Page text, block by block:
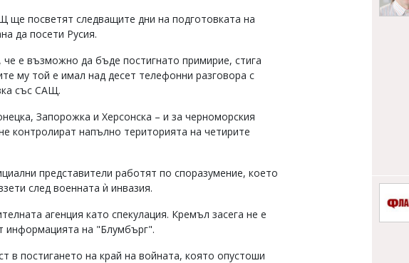
посветят следващите дни на подготовката на
да посети Русия.
е възможно да бъде постигнато примирие, стига
му той е имал над десет телефонни разговора с
със САЩ.
Запорожка и Херсонска – и за черноморския
контролират напълно територията на четирите
представители работят по споразумение, което
след военната ѝ инвазия.
агенция като спекулация. Кремъл засега не е
информацията на "Блумбърг".
в постигането на край на войната, която опустоши